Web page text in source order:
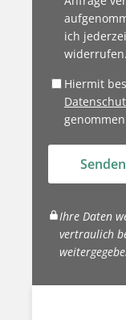
ich
Hiermit
Senden
Ihre Daten
vertraulich